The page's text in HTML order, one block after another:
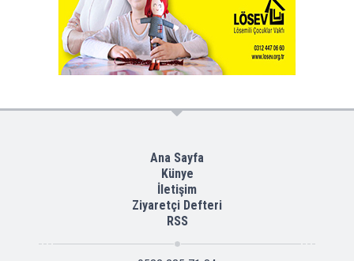
Ana Sayfa
Künye
İletişim
Ziyaretçi Defteri
RSS